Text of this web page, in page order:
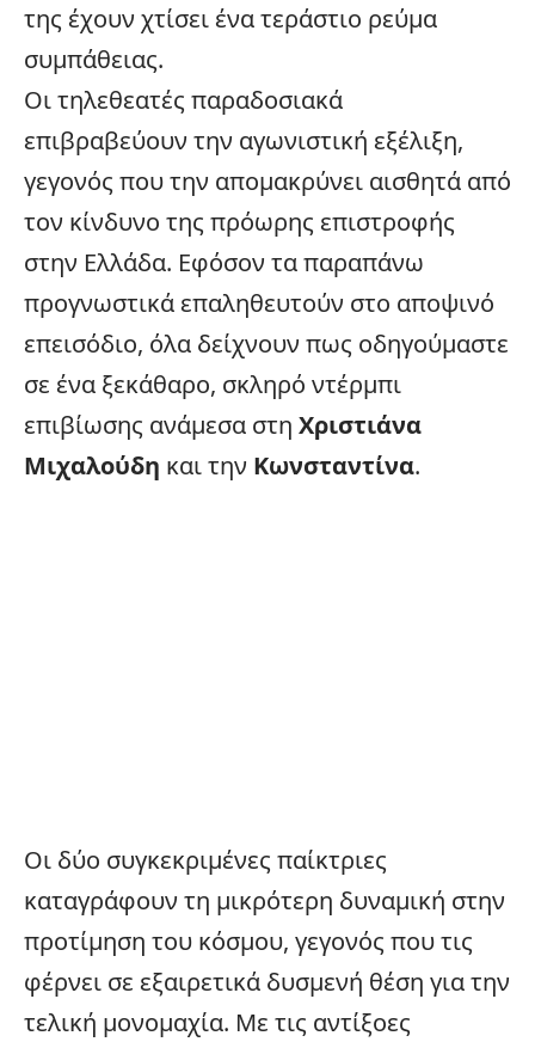
της έχουν χτίσει ένα τεράστιο ρεύμα
συμπάθειας.
Οι τηλεθεατές παραδοσιακά
επιβραβεύουν την αγωνιστική εξέλιξη,
γεγονός που την απομακρύνει αισθητά από
τον κίνδυνο της πρόωρης επιστροφής
στην Ελλάδα. Εφόσον τα παραπάνω
προγνωστικά επαληθευτούν στο αποψινό
επεισόδιο, όλα δείχνουν πως οδηγούμαστε
σε ένα ξεκάθαρο, σκληρό ντέρμπι
επιβίωσης ανάμεσα στη Χριστιάνα
Μιχαλούδη και την Κωνσταντίνα.
Οι δύο συγκεκριμένες παίκτριες
καταγράφουν τη μικρότερη δυναμική στην
προτίμηση του κόσμου, γεγονός που τις
φέρνει σε εξαιρετικά δυσμενή θέση για την
τελική μονομαχία. Με τις αντίξοες